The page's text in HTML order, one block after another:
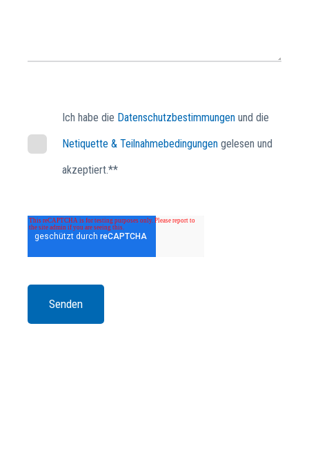
Ich habe die Datenschutzbestimmungen und die
Netiquette & Teilnahmebedingungen gelesen und
akzeptiert.**